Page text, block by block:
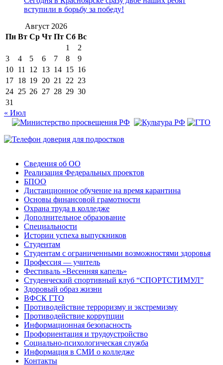
вступили в борьбу за победу!
Август 2026
Пн Вт Ср Чт Пт Сб Вс
1
2
3
4 5 6 7 8
9
10 11 12 13 14 15 16
17 18 19 20 21 22 23
24 25 26 27 28 29 30
31
« Июл
Сведения об ОО
Реализация Федеральных проектов
БПОО
Дистанционное обучение на время карантина
Основы финансовой грамотности
Охрана труда в колледже
Дополнительное образование
Специальности
Истории успеха выпускников
Студентам
Студентам с ограниченными возможностями здоровья
Профессия — учитель
Фестиваль «Весенняя капель»
Студенческий спортивный клуб “СПОРТСТИМУЛ”
Здоровый образ жизни
ВФСК ГТО
Противодействие терроризму и экстремизму
Противодействие коррупции
Информационная безопасность
Профориентация и трудоустройство
Социально-психологическая служба
Информация в СМИ о колледже
Контакты